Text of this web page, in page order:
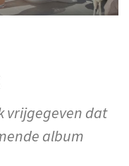
vrijgegeven dat
album